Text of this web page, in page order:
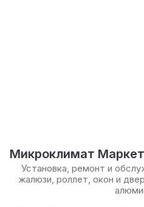
Микроклимат Маркет
Установка, ремонт и
жалюзи, роллет, окон и